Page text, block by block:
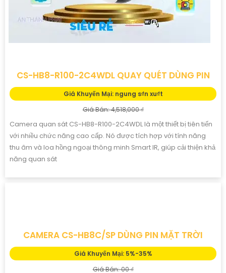
CAMERA NGOÀI TRỜI EZVIZ CS-HB90/SP-
R100(4MP+4MP)
Giá Khuyến Mại: 5%-35%
Camera Ezviz CS-HB90/SP-R100(4MP+4MP) là camera Wi-Fi IP
sở hữu cảm biến CMOS 1/3 cùng độ phân giải 2K+ cho một ống